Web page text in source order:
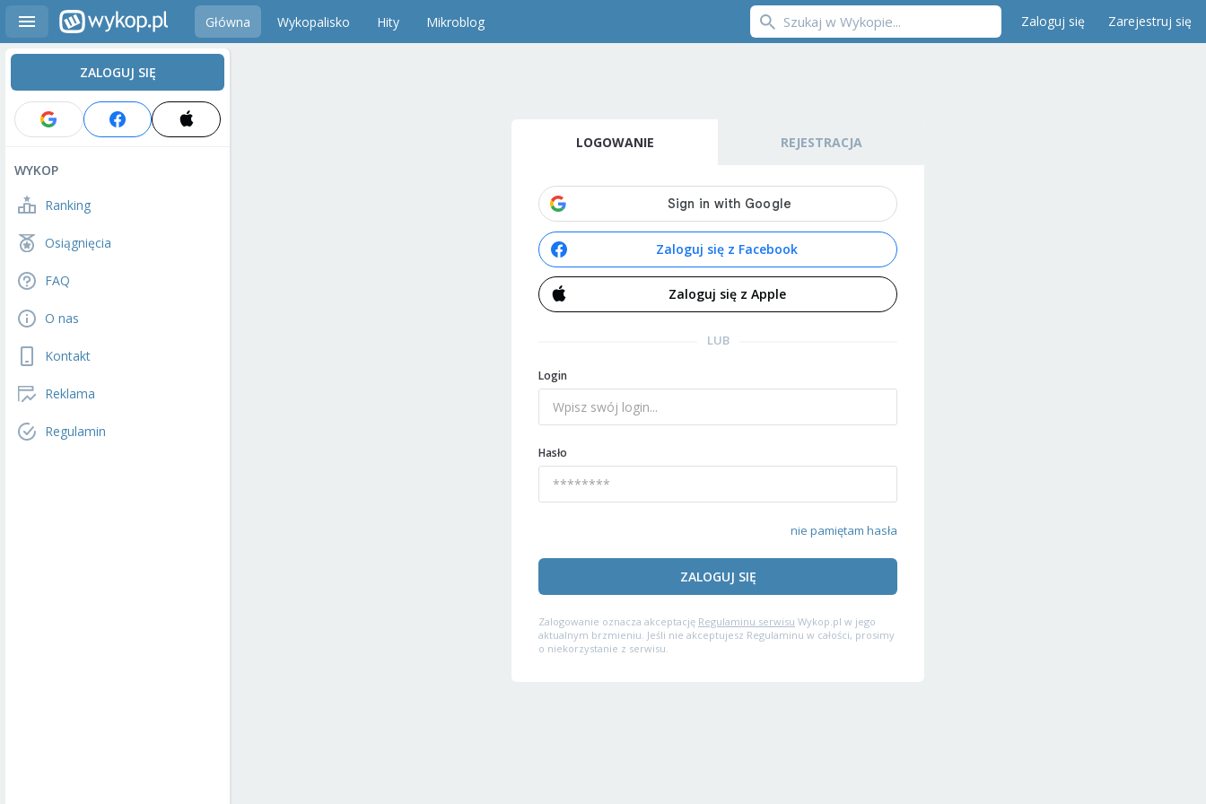
Główna Wykopalisko Hity Mikroblog Zaloguj się Zarejestruj się
ZALOGUJ SIĘ
WYKOP
Ranking
Osiągnięcia
FAQ
O nas
Kontakt
Reklama
Regulamin
LOGOWANIE REJESTRACJA
Zaloguj się z Facebook
Zaloguj się z Apple
LUB
Login
Hasło
nie pamiętam hasła
ZALOGUJ SIĘ
Zalogowanie oznacza akceptację Regulaminu serwisu Wykop.pl w jego
aktualnym brzmieniu. Jeśli nie akceptujesz Regulaminu w całości, prosimy
o niekorzystanie z serwisu.